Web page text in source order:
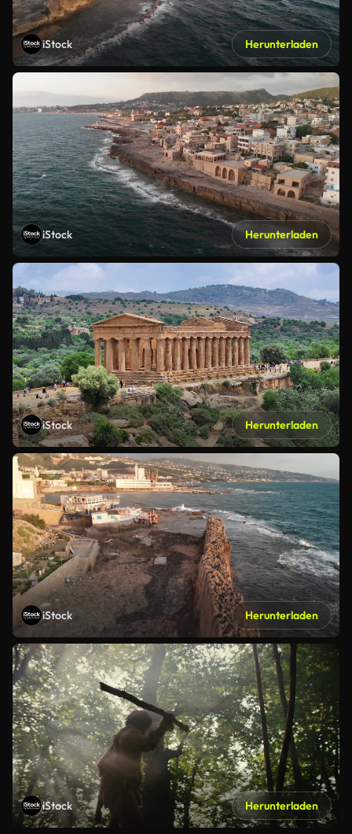
iStock Herunterladen
iStock Herunterladen
iStock Herunterladen
iStock Herunterladen
iStock Herunterladen